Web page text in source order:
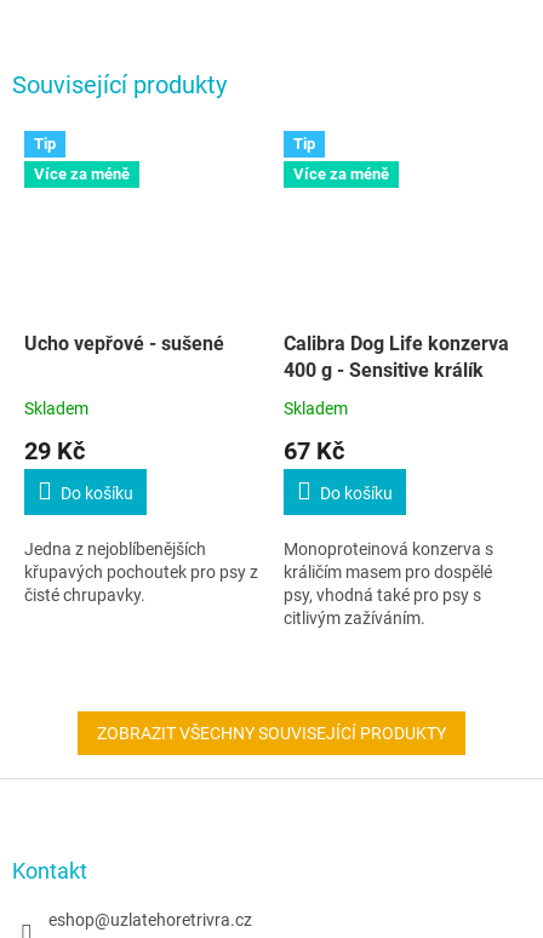
Související produkty
Tip
Více za méně
Ucho vepřové - sušené
Skladem
29 Kč
Do košíku
Jedna z nejoblíbenějších
křupavých pochoutek pro psy z
čisté chrupavky.
Tip
Více za méně
Calibra Dog Life konzerva
400 g - Sensitive králík
Skladem
67 Kč
Do košíku
Monoproteinová konzerva s
králičím masem pro dospělé
psy, vhodná také pro psy s
citlivým zažíváním.
ZOBRAZIT VŠECHNY SOUVISEJÍCÍ PRODUKTY
Kontakt
eshop@uzlatehoretrivra.cz